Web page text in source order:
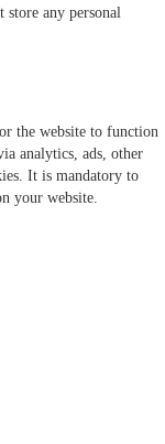
store any personal
the website to function
analytics, ads, other
It is mandatory to
your website.